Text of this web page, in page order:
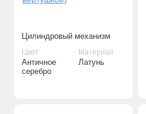
Цилиндровый механизм
Extreza AS-60С ключ-
вертушка 25x10x25 (30/30)
античное серебро F45 (с
Цвет
Античное
серебро
Материал
Латунь